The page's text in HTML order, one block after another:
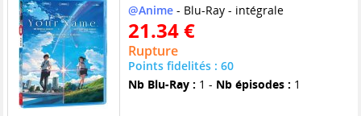
@Anime- Blu-Ray - intégrale
21.34 €
Rupture
Points fidelités : 60
Nb Blu-Ray : 1 - Nb épisodes : 1